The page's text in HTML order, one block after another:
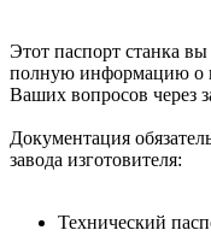
Этот паспорт станка вы
полную информацию о
Ваших вопросов через
Документация
завода изготовителя:
Технический